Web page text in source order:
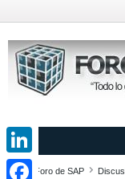
Foro de SAP
LinkedIn